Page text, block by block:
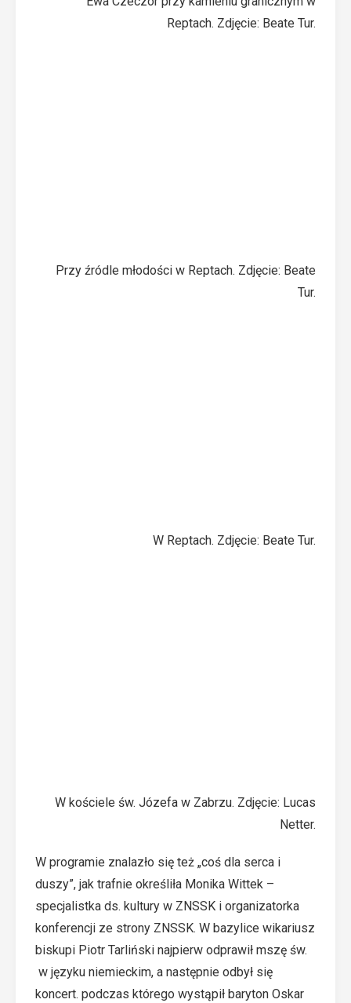
Reptach. Zdjęcie: Beate Tur.
Przy źródle młodości w Reptach. Zdjęcie: Beate
Tur.
W Reptach. Zdjęcie: Beate Tur.
W kościele św. Józefa w Zabrzu. Zdjęcie: Lucas
Netter.
W programie znalazło się też „coś dla serca i
duszy”, jak trafnie określiła Monika Wittek –
specjalistka ds. kultury w ZNSSK i organizatorka
konferencji ze strony ZNSSK. W bazylice wikariusz
biskupi Piotr Tarliński najpierw odprawił mszę św.
w języku niemieckim, a następnie odbył się
koncert. podczas którego wystąpił baryton Oskar